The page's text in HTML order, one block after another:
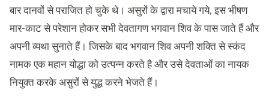
बार दानवों से पराजित हो चुके थे। असुरों के द्वारा मचाये गये, इस भीषण
मार-काट से परेशान होकर सभी देवतागण भगवान शिव के पास जाते हैं और
अपनी व्यथा सुनाते हैं। जिसके बाद भगवान शिव अपनी शक्ति से स्कंद
नामक एक महान योद्धा को उत्पन्न करते है और उसे देवताओं का नायक
नियुक्त करके असुरों से युद्ध करने भेजते हैं।